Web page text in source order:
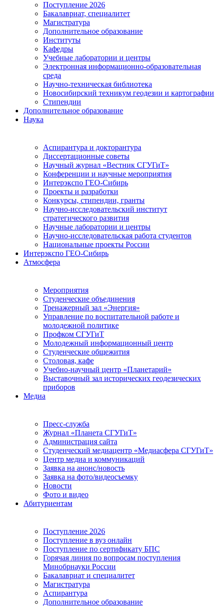
Поступление 2026
Бакалавриат, специалитет
Магистратура
Дополнительное образование
Институты
Кафедры
Учебные лаборатории и центры
Электронная информационно-образовательная
среда
Научно-техническая библиотека
Новосибирский техникум геодезии и картографии
Стипендии
Дополнительное образование
Наука
Аспирантура и докторантура
Диссертационные советы
Научный журнал «Вестник СГУГиТ»
Конференции и научные мероприятия
Интерэкспо ГЕО-Сибирь
Проекты и разработки
Конкурсы, стипендии, гранты
Научно-исследовательский институт
стратегического развития
Научные лаборатории и центры
Научно-исследовательская работа студентов
Национальные проекты России
Интерэкспо ГЕО-Сибирь
Атмосфера
Мероприятия
Студенческие объединения
Тренажерный зал «Энергия»
Управление по воспитательной работе и
молодежной политике
Профком СГУГиТ
Молодежный информационный центр
Студенческие общежития
Столовая, кафе
Учебно-научный центр «Планетарий»
Выставочный зал исторических геодезических
приборов
Медиа
Пресс-служба
Журнал «Планета СГУГиТ»
Администрация сайта
Студенческий медиацентр «Медиасфера СГУГиТ»
Центр медиа и коммуникаций
Заявка на анонс/новость
Заявка на фото/видеосъемку
Новости
Фото и видео
Абитуриентам
Поступление 2026
Поступление в вуз онлайн
Поступление по сертификату БПС
Горячая линия по вопросам поступления
Минобрнауки России
Бакалавриат и специалитет
Магистратура
Аспирантура
Дополнительное образование